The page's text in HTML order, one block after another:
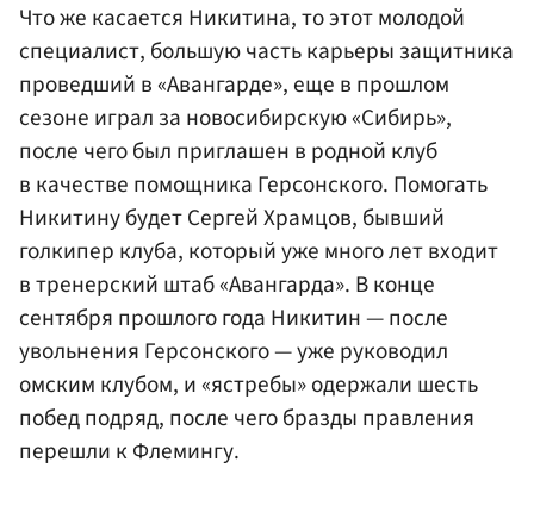
Что же касается Никитина, то этот молодой
специалист, большую часть карьеры защитника
проведший в «Авангарде», еще в прошлом
сезоне играл за новосибирскую «Сибирь»,
после чего был приглашен в родной клуб
в качестве помощника Герсонского. Помогать
Никитину будет Сергей Храмцов, бывший
голкипер клуба, который уже много лет входит
в тренерский штаб «Авангарда». В конце
сентября прошлого года Никитин — после
увольнения Герсонского — уже руководил
омским клубом, и «ястребы» одержали шесть
побед подряд, после чего бразды правления
перешли к Флемингу.